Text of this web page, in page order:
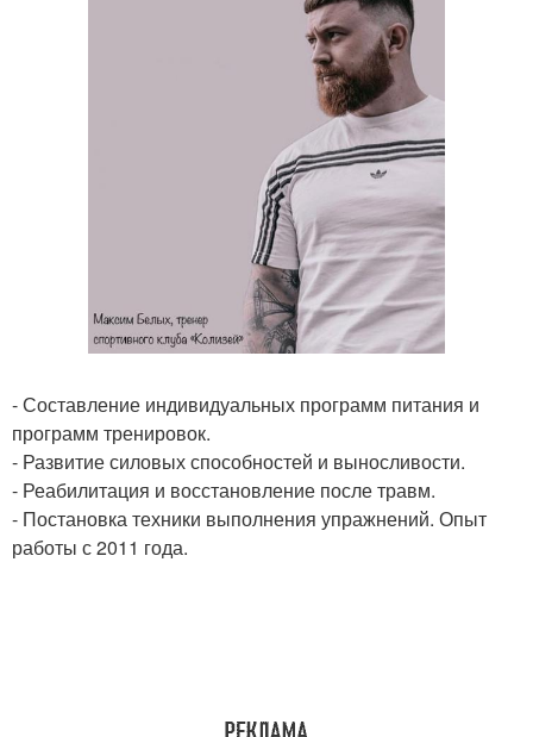
- Составление индивидуальных программ питания и
программ тренировок.
- Развитие силовых способностей и выносливости.
- Реабилитация и восстановление после травм.
- Постановка техники выполнения упражнений. Опыт
работы с 2011 года.